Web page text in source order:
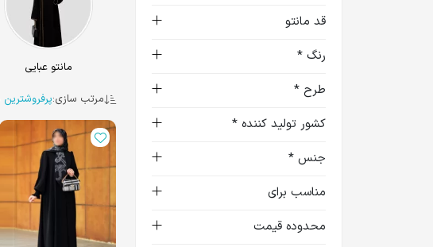
قد مانتو
رنگ *
طرح *
کشور تولید کننده *
جنس *
مناسب برای
محدوده قیمت
مانتو عبایی
مرتب سازی:پرفروشترین